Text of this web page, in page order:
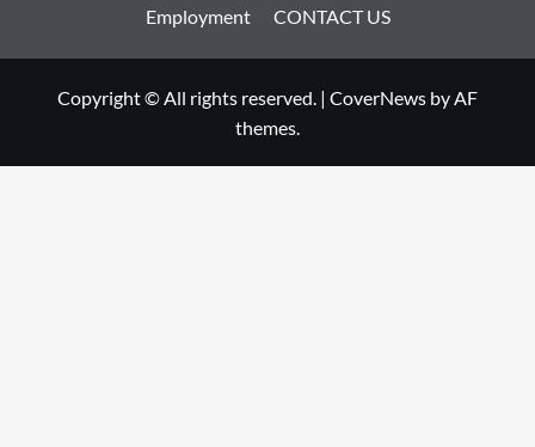
Employment
CONTACT US
Copyright © All rights reserved. | CoverNews by AF
themes.